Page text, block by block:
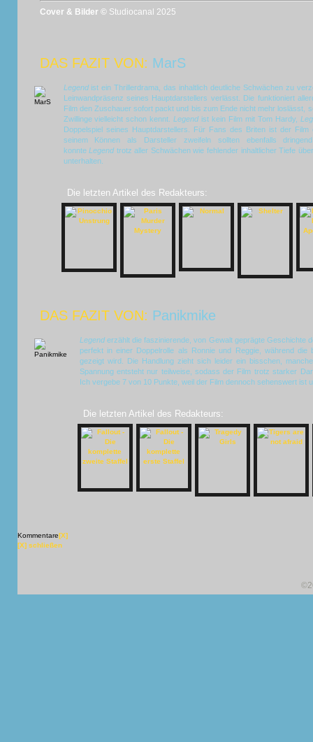
Cover & Bilder © Studiocanal 2025
DAS FAZIT VON: MarS
Legend ist ein Thrillerdrama, das inhaltlich deutliche Schwächen zu
Leinwandpräsenz seines Hauptdarstellers verlässt. Die funktioniert
Film den Zuschauer sofort packt und bis zum Ende nicht mehr loslässt,
Zwillinge vielleicht schon kennt.Legend ist kein Film mit Tom Hardy,
Doppelspiel seines Hauptdarstellers. Für Fans des Briten ist der
seinem Können als Darsteller zweifeln sollten ebenfalls
konnteLegend trotz aller Schwächen wie fehlender inhaltlicher Tiefe
unterhalten.
Die letzten Artikel des Redakteurs:
DAS FAZIT VON: Panikmike
Legend erzählt die faszinierende, von Gewalt geprägte Geschichte
perfekt in einer Doppelrolle als Ronnie und Reggie, während die
gezeigt wird. Die Handlung zieht sich leider ein bisschen,
Spannung entsteht nur teilweise, sodass der Film trotz starker
Ich vergebe 7 von 10 Punkte, weil der Film dennoch sehenswert ist
Die letzten Artikel des Redakteurs:
Kommentare[X]
[X] schließen